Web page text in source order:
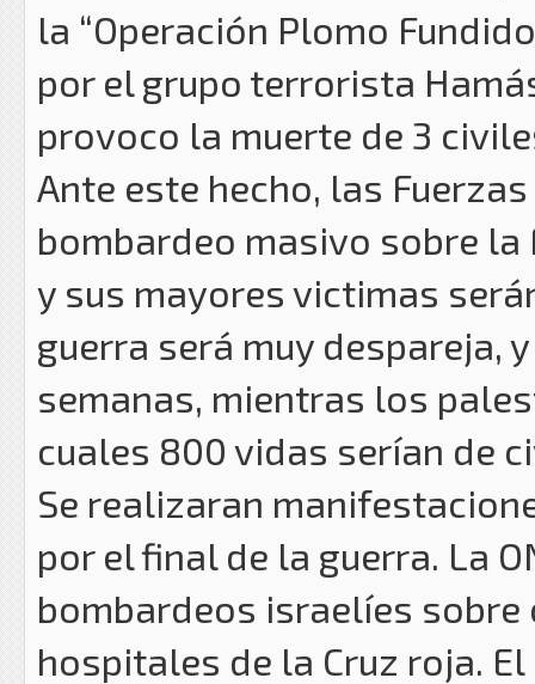
la “Operación Plomo
por el grupo terrorista
provoco la muerte de 3
Ante este hecho, las
bombardeo masivo sobre la
y sus mayores victimas
guerra será muy despareja,
semanas, mientras los
cuales 800 vidas serían de
Se realizaran
por el final de la guerra. La
bombardeos israelíes
hospitales de la Cruz roja.